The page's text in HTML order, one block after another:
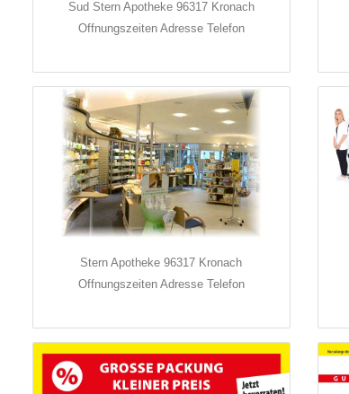
Sud Stern Apotheke 96317 Kronach
Offnungszeiten Adresse Telefon
Stern Apotheke 96317 Kronach
Offnungszeiten Adresse Telefon